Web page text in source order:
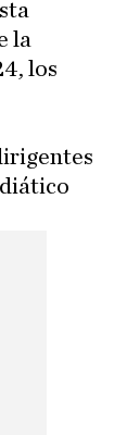
la
los